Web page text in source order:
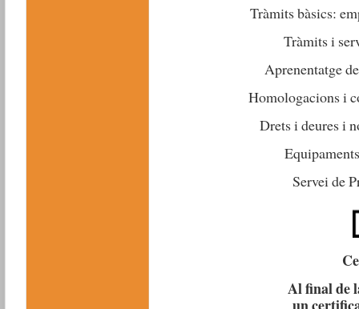
Tràmits bàsics:
Tràmits i
Aprenentatge
Homologacions i
Drets i deures i
Servei de
Al final de